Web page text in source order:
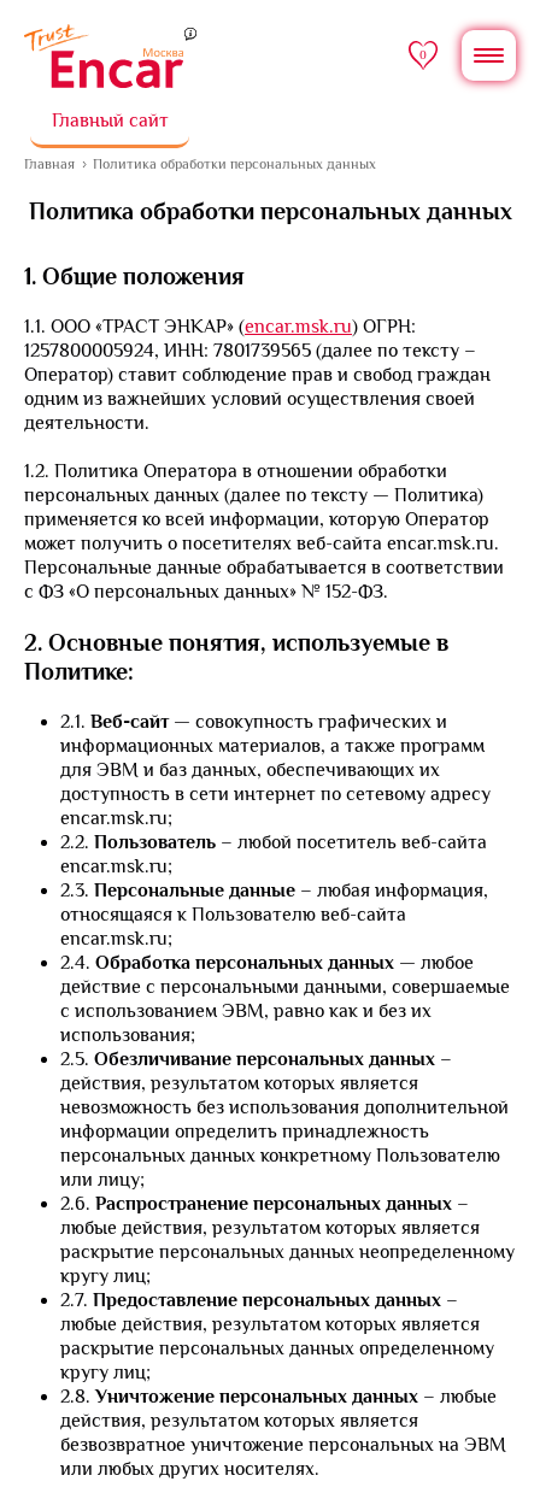
0
Главный сайт
Главная Политика обработки персональных данных
Политика обработки персональных данных
1. Общие положения
1.1. ООО «ТРАСТ ЭНКАР» (encar.msk.ru) ОГРН:
1257800005924, ИНН: 7801739565 (далее по тексту –
Оператор) ставит соблюдение прав и свобод граждан
одним из важнейших условий осуществления своей
деятельности.
1.2. Политика Оператора в отношении обработки
персональных данных (далее по тексту — Политика)
применяется ко всей информации, которую Оператор
может получить о посетителях веб-сайта encar.msk.ru.
Персональные данные обрабатывается в соответствии
с ФЗ «О персональных данных» № 152-ФЗ.
2. Основные понятия, используемые в
Политике:
2.1. Веб-сайт— совокупность графических и
информационных материалов, а также программ
для ЭВМ и баз данных, обеспечивающих их
доступность в сети интернет по сетевому адресу
encar.msk.ru;
2.2. Пользователь – любой посетитель веб-сайта
encar.msk.ru;
2.3. Персональные данные – любая информация,
относящаяся к Пользователю веб-сайта
encar.msk.ru;
2.4. Обработка персональных данных — любое
действие с персональными данными, совершаемые
с использованием ЭВМ, равно как и без их
использования;
2.5. Обезличивание персональных данных –
действия, результатом которых является
невозможность без использования дополнительной
информации определить принадлежность
персональных данных конкретному Пользователю
или лицу;
2.6. Распространение персональных данных –
любые действия, результатом которых является
раскрытие персональных данных неопределенному
кругу лиц;
2.7. Предоставление персональных данных –
любые действия, результатом которых является
раскрытие персональных данных определенному
кругу лиц;
2.8.Уничтожение персональных данных – любые
действия, результатом которых является
безвозвратное уничтожение персональных на ЭВМ
или любых других носителях.